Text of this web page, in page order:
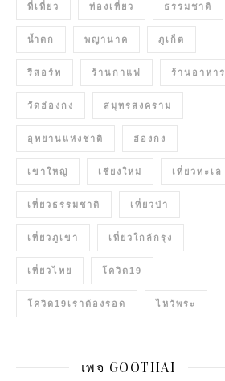
ที่เที่ยว ท่องเที่ยว ธรรมชาติ
น้ำตก พญานาค ภูเก็ต
รีสอร์ท ร้านกาแฟ ร้านอาหาร
วัดฮ่องกง สมุทรสงคราม
อุทยานแห่งชาติ ฮ่องกง
เขาใหญ่ เชียงใหม่ เที่ยวทะเล
เที่ยวธรรมชาติ เที่ยวป่า
เที่ยวภูเขา เที่ยวใกล้กรุง
เที่ยวไทย โควิด19
โควิด19เราต้องรอด ไหว้พระ
เพจ GOOTHAI